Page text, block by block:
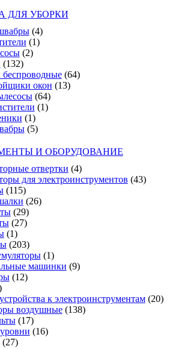
ДЛЯ УБОРКИ
(4)
(1)
(2)
(132)
(64)
окон (13)
(64)
(1)
(1)
(5)
И ОБОРУДОВАНИЕ
отвертки (4)
для электроинструментов (43)
(115)
(26)
(29)
(27)
(1)
(203)
(1)
машинки (9)
(12)
к электроинструментам (20)
воздушные (138)
(17)
(16)
(27)